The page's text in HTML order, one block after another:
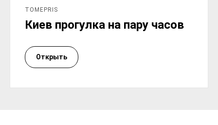
TOMEPRIS
Киев прогулка на пару часов
Открыть